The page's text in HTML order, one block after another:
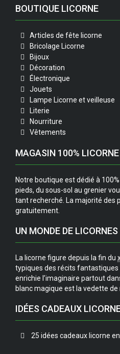
BOUTIQUE LICORNE
Articles de fête licorne
Bricolage Licorne
Bijoux
Décoration
Électronique
Jouets
Lampe Licorne et veilleuse
Literie
Nourriture
Vêtements
MAGASIN 100% LICORNE
Notre boutique est dédié à
pieds, du sous-sol au grenier
tant recherché. La majorité des
gratuitement.
UN MONDE DE LICORNES
La licorne figure depuis la fin du
typiques des récits
enrichie l’imaginaire partout
blanc magique est la vedette de
IDÉES CADEAUX
25 idées cadeaux licorne